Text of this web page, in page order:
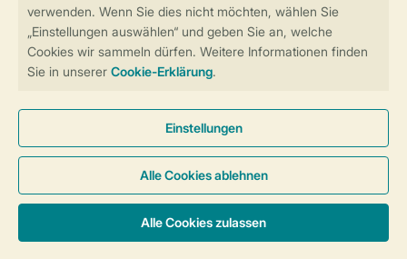
Sicherstellung Deiner Privatsphäre
Cookies und Banner
Barrierefreiheit
© 2026 Landal GreenParks GmbH